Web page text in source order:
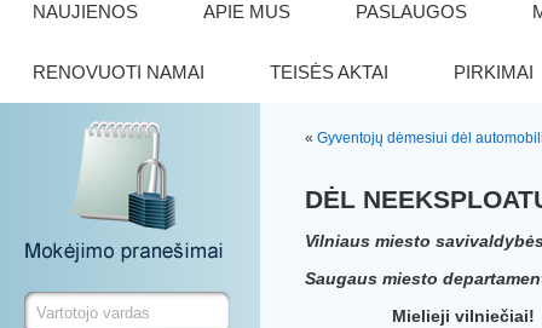
NAUJIENOS APIE MUS PASLAUGOS
RENOVUOTI NAMAI TEISĖS AKTAI PIRKIMAI
« Gyventojų dėmesiui dėl
DĖL
Vilniaus miesto
Saugaus miesto
Mielieji vilniečiai!